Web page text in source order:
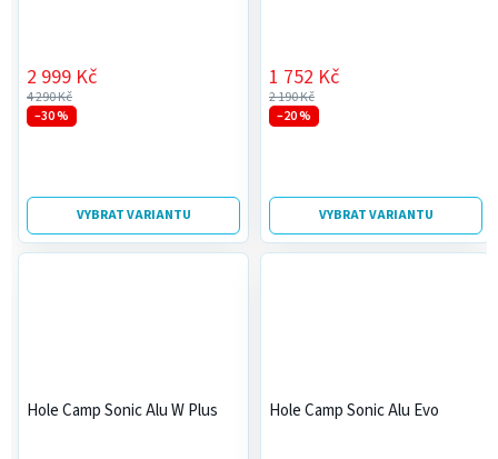
4 290 Kč
2 999 Kč
–30 %
VYBRAT VARIANTU
2 190 Kč
1 752 Kč
–20 %
VYBRAT VARIANTU
Hole Camp Sonic Alu W Plus Hole Camp Sonic Alu Evo